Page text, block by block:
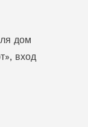
дом
вход